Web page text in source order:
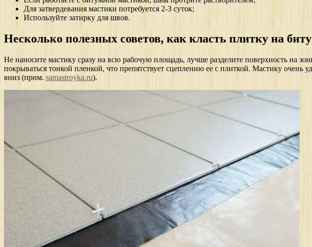
Для затвердевания мастики потребуется 2-3 суток;
Используйте затирку для швов.
Несколько полезных советов, как класть плитку на
Не наносите мастику сразу на всю рабочую площадь, лучше разделите поверхность на
покрываться тонкой пленкой, что препятствует сцеплению ее с плиткой. Мастику очень
вниз (прим. samastroyka.ru).